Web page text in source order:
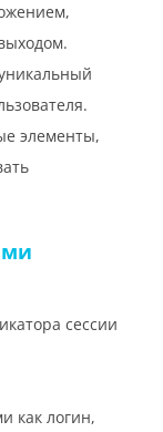
элементы,
сессии
как логин,